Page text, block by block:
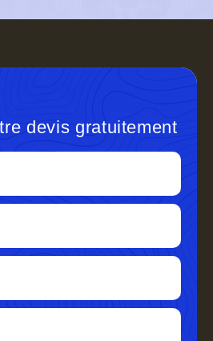
devis gratuitement